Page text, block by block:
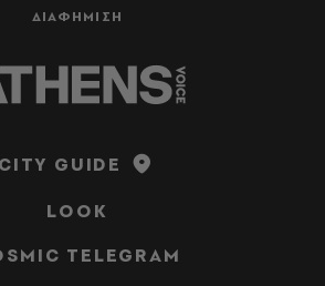
ΔΙΑΦΗΜΙΣΗ
CITY GUIDE
LOOK
TELEGRAM